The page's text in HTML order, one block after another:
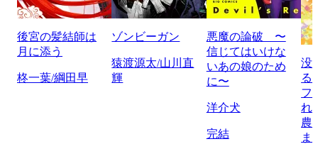
後宮の髪結師は
月に添う
柊一葉/綱田早
ゾンビーガン
猿渡源太/山川直
輝
悪魔の論破 〜
信じてはいけな
いあの娘のため
に〜
洋介犬
完結
没
る
フ
れ
農
ま